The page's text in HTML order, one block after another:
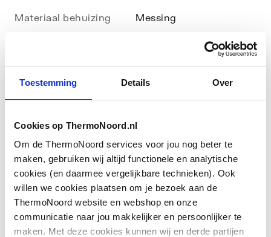
Toestemming Details Over
Cookies op ThermoNoord.nl
Om de ThermoNoord services voor jou nog beter te
maken, gebruiken wij altijd functionele en analytische
cookies (en daarmee vergelijkbare technieken). Ook
willen we cookies plaatsen om je bezoek aan de
ThermoNoord website en webshop en onze
communicatie naar jou makkelijker en persoonlijker te
maken. Met deze cookies kunnen wij en derde partijen
Materiaal behuizing Messing
Maat radiatoraansluiting1/2" (15)
Maat thermostatisch
regelelement
M28 x 1,5
Vorm Recht
Model Staartstuk/binnendraad
Toon meer
Downloads
schema image/jpeg , 41 KB